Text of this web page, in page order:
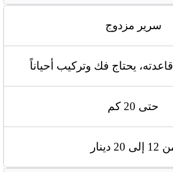
سرير مزدوج
يحتاج فك وتركيب أحياناً
حتى 20 كم
20 دينار